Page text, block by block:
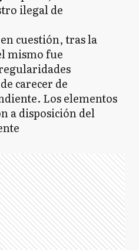
ilegal de
cuestión, tras la
mismo fue
carecer de
Los elementos
a disposición del